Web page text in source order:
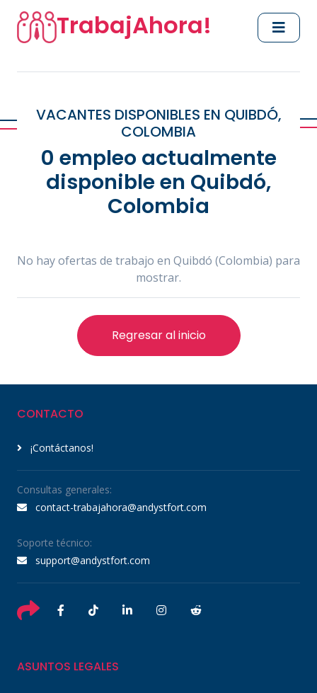
TrabajAhora!
VACANTES DISPONIBLES EN QUIBDÓ,
COLOMBIA
0 empleo actualmente
disponible en Quibdó,
Colombia
No hay ofertas de trabajo en Quibdó (Colombia) para
mostrar.
Regresar al inicio
CONTACTO
¡Contáctanos!
Consultas generales:
contact-trabajahora@andystfort.com
Soporte técnico:
support@andystfort.com
ASUNTOS LEGALES